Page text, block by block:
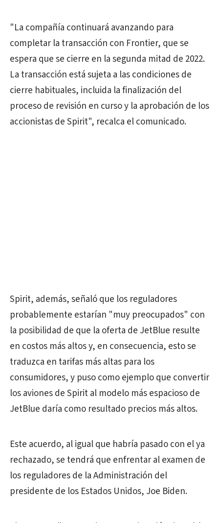
"La compañía continuará avanzando para
completar la transacción con Frontier, que se
espera que se cierre en la segunda mitad de 2022.
La transacción está sujeta a las condiciones de
cierre habituales, incluida la finalización del
proceso de revisión en curso y la aprobación de los
accionistas de Spirit", recalca el comunicado.
Spirit, además, señaló que los reguladores
probablemente estarían "muy preocupados" con
la posibilidad de que la oferta de JetBlue resulte
en costos más altos y, en consecuencia, esto se
traduzca en tarifas más altas para los
consumidores, y puso como ejemplo que convertir
los aviones de Spirit al modelo más espacioso de
JetBlue daría como resultado precios más altos.
Este acuerdo, al igual que habría pasado con el ya
rechazado, se tendrá que enfrentar al examen de
los reguladores de la Administración del
presidente de los Estados Unidos, Joe Biden.